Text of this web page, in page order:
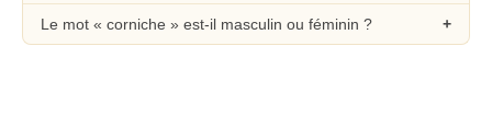
Le mot « corniche » est-il masculin ou féminin ?